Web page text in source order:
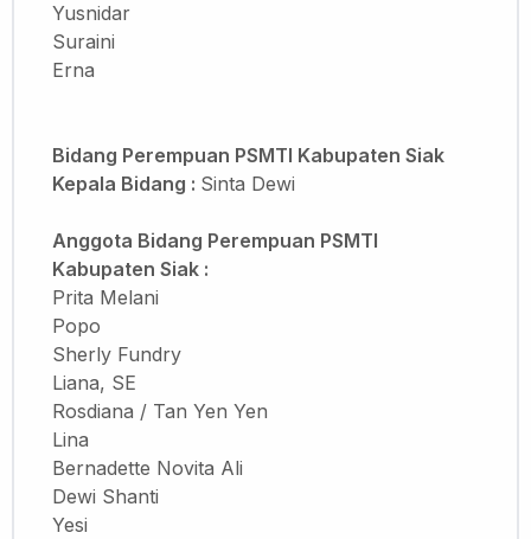
Yusnidar
Suraini
Erna
Bidang Perempuan PSMTI Kabupaten Siak
Kepala Bidang : Sinta Dewi
Anggota Bidang Perempuan PSMTI
Kabupaten Siak :
Prita Melani
Popo
Sherly Fundry
Liana, SE
Rosdiana / Tan Yen Yen
Lina
Bernadette Novita Ali
Dewi Shanti
Yesi